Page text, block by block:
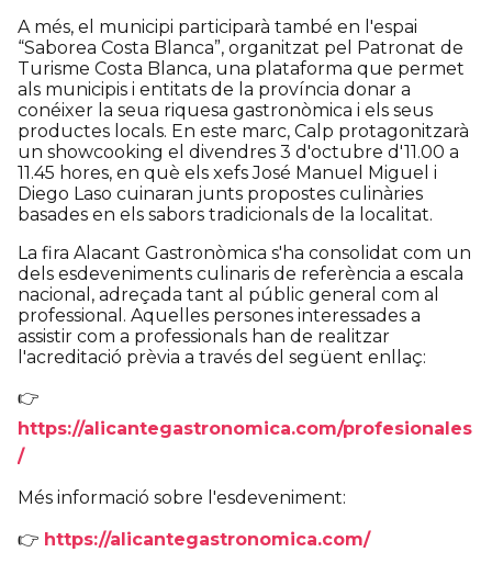
A més, el municipi participarà també en l'espai
“Saborea Costa Blanca”, organitzat pel Patronat de
Turisme Costa Blanca, una plataforma que permet
als municipis i entitats de la província donar a
conéixer la seua riquesa gastronòmica i els seus
productes locals. En este marc, Calp protagonitzarà
un showcooking el divendres 3 d'octubre d'11.00 a
11.45 hores, en què els xefs José Manuel Miguel i
Diego Laso cuinaran junts propostes culinàries
basades en els sabors tradicionals de la localitat.
La fira Alacant Gastronòmica s'ha consolidat com un
dels esdeveniments culinaris de referència a escala
nacional, adreçada tant al públic general com al
professional. Aquelles persones interessades a
assistir com a professionals han de realitzar
l'acreditació prèvia a través del següent enllaç:
👉
https://alicantegastronomica.com/profesionales
/
Més informació sobre l'esdeveniment:
👉 https://alicantegastronomica.com/